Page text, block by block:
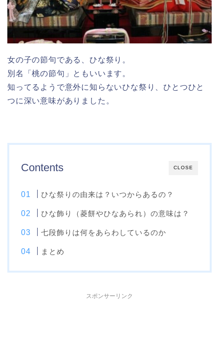
女の子の節句である、ひな祭り。
別名「桃の節句」ともいいます。
知ってるようで意外に知らないひな祭り、ひとつひと
つに深い意味がありました。
CLOSE
Contents
ひな祭りの由来は？いつからあるの？
ひな飾り（菱餅やひなあられ）の意味は？
七段飾りは何をあらわしているのか
まとめ
スポンサーリンク